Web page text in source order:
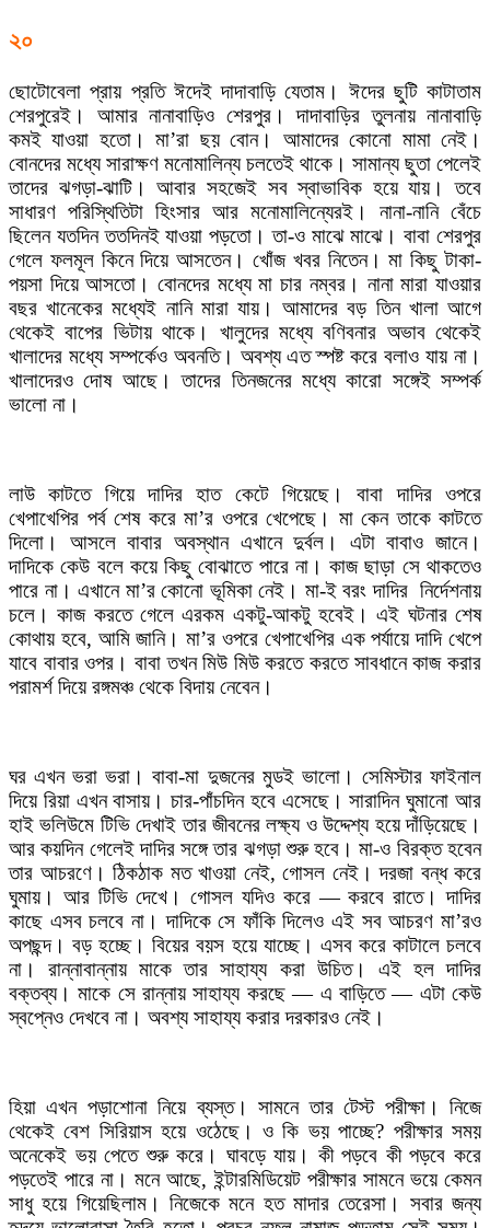
২০
ছোটোবেলা প্রায় প্রতি ঈদেই দাদাবাড়ি যেতাম। ঈদের ছুটি কাটাতাম
শেরপুরেই। আমার নানাবাড়িও শেরপুর। দাদাবাড়ির তুলনায় নানাবাড়ি
কমই যাওয়া হতো। মা’রা ছয় বোন। আমাদের কোনো মামা নেই।
বোনদের মধ্যে সারাক্ষণ মনোমালিন্য চলতেই থাকে। সামান্য ছুতা পেলেই
তাদের ঝগড়া-ঝাটি। আবার সহজেই সব স্বাভাবিক হয়ে যায়। তবে
সাধারণ পরিস্থিতিটা হিংসার আর মনোমালিন্যেরই। নানা-নানি বেঁচে
ছিলেন যতদিন ততদিনই যাওয়া পড়তো। তা-ও মাঝে মাঝে। বাবা শেরপুর
গেলে ফলমূল কিনে দিয়ে আসতেন। খোঁজ খবর নিতেন। মা কিছু টাকা-
পয়সা দিয়ে আসতো। বোনদের মধ্যে মা চার নম্বর। নানা মারা যাওয়ার
বছর খানেকের মধ্যেই নানি মারা যায়। আমাদের বড় তিন খালা আগে
থেকেই বাপের ভিটায় থাকে। খালুদের মধ্যে বণিবনার অভাব থেকেই
খালাদের মধ্যে সম্পর্কেও অবনতি। অবশ্য এত স্পষ্ট করে বলাও যায় না।
খালাদেরও দোষ আছে। তাদের তিনজনের মধ্যে কারো সঙ্গেই সম্পর্ক
ভালো না।
লাউ কাটতে গিয়ে দাদির হাত কেটে গিয়েছে। বাবা দাদির ওপরে
খেপাখেপির পর্ব শেষ করে মা’র ওপরে খেপেছে। মা কেন তাকে কাটতে
দিলো। আসলে বাবার অবস্থান এখানে দুর্বল। এটা বাবাও জানে।
দাদিকে কেউ বলে কয়ে কিছু বোঝাতে পারে না। কাজ ছাড়া সে থাকতেও
পারে না। এখানে মা’র কোনো ভূমিকা নেই। মা-ই বরং দাদির নির্দেশনায়
চলে। কাজ করতে গেলে এরকম একটু-আকটু হবেই। এই ঘটনার শেষ
কোথায় হবে, আমি জানি। মা’র ওপরে খেপাখেপির এক পর্যায়ে দাদি খেপে
যাবে বাবার ওপর। বাবা তখন মিউ মিউ করতে করতে সাবধানে কাজ করার
পরামর্শ দিয়ে রঙ্গমঞ্চ থেকে বিদায় নেবেন।
ঘর এখন ভরা ভরা। বাবা-মা দুজনের মুডই ভালো। সেমিস্টার ফাইনাল
দিয়ে রিয়া এখন বাসায়। চার-পাঁচদিন হবে এসেছে। সারাদিন ঘুমানো আর
হাই ভলিউমে টিভি দেখাই তার জীবনের লক্ষ্য ও উদ্দেশ্য হয়ে দাঁড়িয়েছে।
আর কয়দিন গেলেই দাদির সঙ্গে তার ঝগড়া শুরু হবে। মা-ও বিরক্ত হবেন
তার আচরণে। ঠিকঠাক মত খাওয়া নেই, গোসল নেই। দরজা বন্ধ করে
ঘুমায়। আর টিভি দেখে। গোসল যদিও করে — করবে রাতে। দাদির
কাছে এসব চলবে না। দাদিকে সে ফাঁকি দিলেও এই সব আচরণ মা’রও
অপছন্দ। বড় হচ্ছে। বিয়ের বয়স হয়ে যাচ্ছে। এসব করে কাটালে চলবে
না। রান্নাবান্নায় মাকে তার সাহায্য করা উচিত। এই হল দাদির
বক্তব্য। মাকে সে রান্নায় সাহায্য করছে — এ বাড়িতে — এটা কেউ
স্বপ্নেও দেখবে না। অবশ্য সাহায্য করার দরকারও নেই।
হিয়া এখন পড়াশোনা নিয়ে ব্যস্ত। সামনে তার টেস্ট পরীক্ষা। নিজে
থেকেই বেশ সিরিয়াস হয়ে ওঠেছে। ও কি ভয় পাচ্ছে? পরীক্ষার সময়
অনেকেই ভয় পেতে শুরু করে। ঘাবড়ে যায়। কী পড়বে কী পড়বে করে
পড়তেই পারে না। মনে আছে, ইন্টারমিডিয়েট পরীক্ষার সামনে ভয়ে কেমন
সাধু হয়ে গিয়েছিলাম। নিজেকে মনে হত মাদার তেরেসা। সবার জন্য